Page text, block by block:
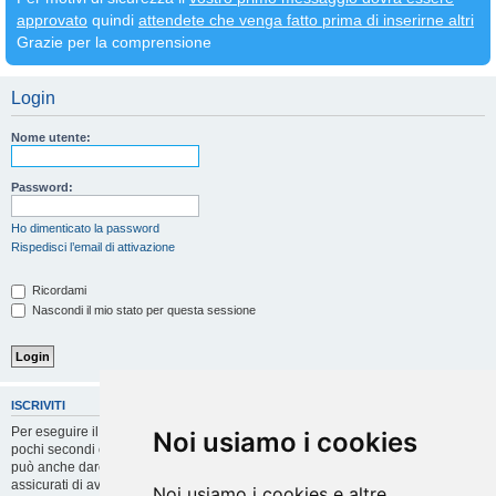
Noi usiamo i cookies
approvato quindi attendete che venga fatto prima di inserirne altri
Grazie per la comprensione
Login
Nome utente:
Password:
Ho dimenticato la password
Rispedisci l’email di attivazione
Ricordami
Nascondi il mio stato per questa sessione
ISCRIVITI
Per eseguire il login devi essere registrato. La registrazione richiede solo
pochi secondi e garantisce l’accesso alle funzioni avanzate. L’amministratore
può anche dare permessi speciali agli utenti. Prima di eseguire il login
assicurati di aver letto i termini d’uso e le varie regole.